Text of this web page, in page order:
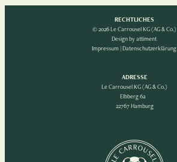
RECHTLICHES
© 2026 Le Carrousel KG (AG & Co.)
Design byattiment
Impressum|Datenschutzerklärung
ADRESSE
Le Carrousel KG (AG & Co.)
Elbberg 6a
22767 Hamburg